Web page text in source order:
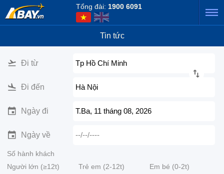
Tổng đài: 1900 6091
Tin tức
Đi từ Tp Hồ Chí Minh
Đi đến Hà Nội
Ngày đi T.Ba, 11 tháng 08, 2026
Ngày về --/--/----
Số hành khách
Người lớn (≥12t)
Trẻ em (2-12t) Em bé (0-2t)